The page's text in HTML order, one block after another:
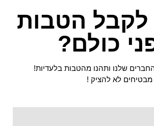
לקבל הטבות
כולם?
שלנו ותהנו מהטבות בלעדיות!
מבטיחים לא להציק !